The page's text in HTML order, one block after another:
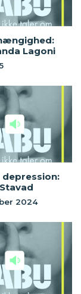
Lagoni
depression:
2024